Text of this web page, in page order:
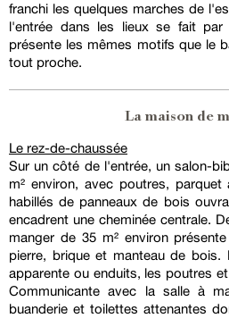
franchi les quelques marches de
l'entrée dans les lieux se fait par
présente les mêmes motifs que le
tout proche.
La maison de
Le rez-de-chaussée
Sur un côté de l'entrée, un salon-
m² environ, avec poutres,
habillés de panneaux de bois
encadrent une cheminée centrale.
manger de 35 m² environ
pierre, brique et manteau de
apparente ou enduits, les poutres
Communicante avec la salle à
buanderie et toilettes attenantes